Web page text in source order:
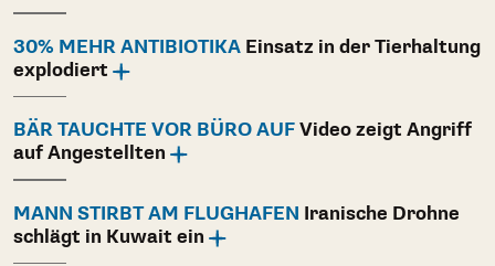
30% MEHR ANTIBIOTIKA Einsatz in der Tierhaltung
explodiert
BÄR TAUCHTE VOR BÜRO AUF Video zeigt Angriff
auf Angestellten
MANN STIRBT AM FLUGHAFEN Iranische Drohne
schlägt in Kuwait ein